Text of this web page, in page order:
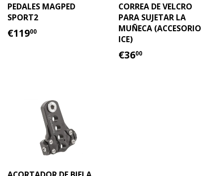
PEDALES MAGPED
SPORT2
PRECIO
€11900
CORREA DE VELCRO
PARA SUJETAR LA
MUÑECA (ACCESORIO
ICE)
PRECIO
€3600